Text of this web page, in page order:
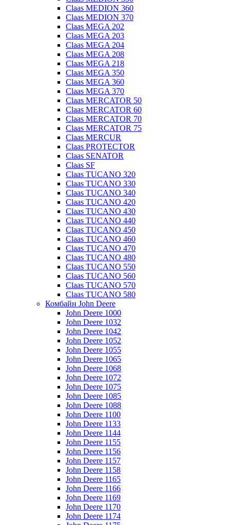
Claas MEDION 360
Claas MEDION 370
Claas MEGA 202
Claas MEGA 203
Claas MEGA 204
Claas MEGA 208
Claas MEGA 218
Claas MEGA 350
Claas MEGA 360
Claas MEGA 370
Claas MERCATOR 50
Claas MERCATOR 60
Claas MERCATOR 70
Claas MERCATOR 75
Claas MERCUR
Claas PROTECTOR
Claas SENATOR
Claas SF
Claas TUCANO 320
Claas TUCANO 330
Claas TUCANO 340
Claas TUCANO 420
Claas TUCANO 430
Claas TUCANO 440
Claas TUCANO 450
Claas TUCANO 460
Claas TUCANO 470
Claas TUCANO 480
Claas TUCANO 550
Claas TUCANO 560
Claas TUCANO 570
Claas TUCANO 580
Комбайн John Deere
John Deere 1000
John Deere 1032
John Deere 1042
John Deere 1052
John Deere 1055
John Deere 1065
John Deere 1068
John Deere 1072
John Deere 1075
John Deere 1085
John Deere 1088
John Deere 1100
John Deere 1133
John Deere 1144
John Deere 1155
John Deere 1156
John Deere 1157
John Deere 1158
John Deere 1165
John Deere 1166
John Deere 1169
John Deere 1170
John Deere 1174